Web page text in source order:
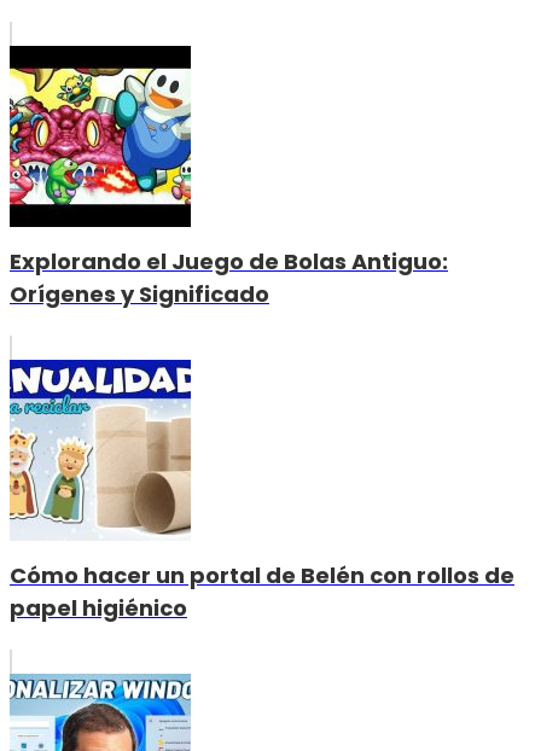
Explorando el Juego de Bolas Antiguo:
Orígenes y Significado
Cómo hacer un portal de Belén con rollos de
papel higiénico